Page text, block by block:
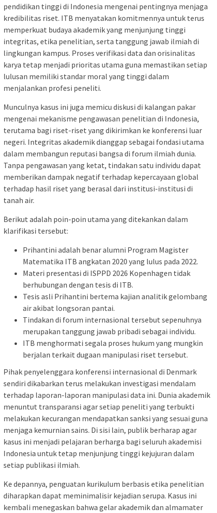
pendidikan tinggi di Indonesia mengenai pentingnya menjaga
kredibilitas riset. ITB menyatakan komitmennya untuk terus
memperkuat budaya akademik yang menjunjung tinggi
integritas, etika penelitian, serta tanggung jawab ilmiah di
lingkungan kampus. Proses verifikasi data dan orisinalitas
karya tetap menjadi prioritas utama guna memastikan setiap
lulusan memiliki standar moral yang tinggi dalam
menjalankan profesi peneliti.
Munculnya kasus ini juga memicu diskusi di kalangan pakar
mengenai mekanisme pengawasan penelitian di Indonesia,
terutama bagi riset-riset yang dikirimkan ke konferensi luar
negeri. Integritas akademik dianggap sebagai fondasi utama
dalam membangun reputasi bangsa di forum ilmiah dunia.
Tanpa pengawasan yang ketat, tindakan satu individu dapat
memberikan dampak negatif terhadap kepercayaan global
terhadap hasil riset yang berasal dari institusi-institusi di
tanah air.
Berikut adalah poin-poin utama yang ditekankan dalam
klarifikasi tersebut:
Prihantini adalah benar alumni Program Magister
Matematika ITB angkatan 2020 yang lulus pada 2022.
Materi presentasi di ISPPD 2026 Kopenhagen tidak
berhubungan dengan tesis di ITB.
Tesis asli Prihantini bertema kajian analitik gelombang
air akibat longsoran pantai.
Tindakan di forum internasional tersebut sepenuhnya
merupakan tanggung jawab pribadi sebagai individu.
ITB menghormati segala proses hukum yang mungkin
berjalan terkait dugaan manipulasi riset tersebut.
Pihak penyelenggara konferensi internasional di Denmark
sendiri dikabarkan terus melakukan investigasi mendalam
terhadap laporan-laporan manipulasi data ini. Dunia akademik
menuntut transparansi agar setiap peneliti yang terbukti
melakukan kecurangan mendapatkan sanksi yang sesuai guna
menjaga kemurnian sains. Di sisi lain, publik berharap agar
kasus ini menjadi pelajaran berharga bagi seluruh akademisi
Indonesia untuk tetap menjunjung tinggi kejujuran dalam
setiap publikasi ilmiah.
Ke depannya, penguatan kurikulum berbasis etika penelitian
diharapkan dapat meminimalisir kejadian serupa. Kasus ini
kembali menegaskan bahwa gelar akademik dan almamater